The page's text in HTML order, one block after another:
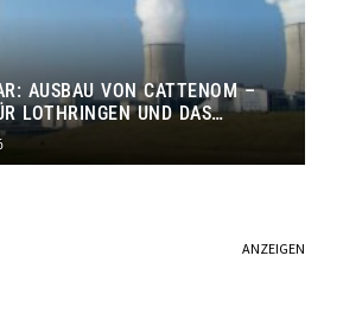
AUSBAU VON CATTENOM –
LOTHRINGEN UND DAS
ANZEIGEN